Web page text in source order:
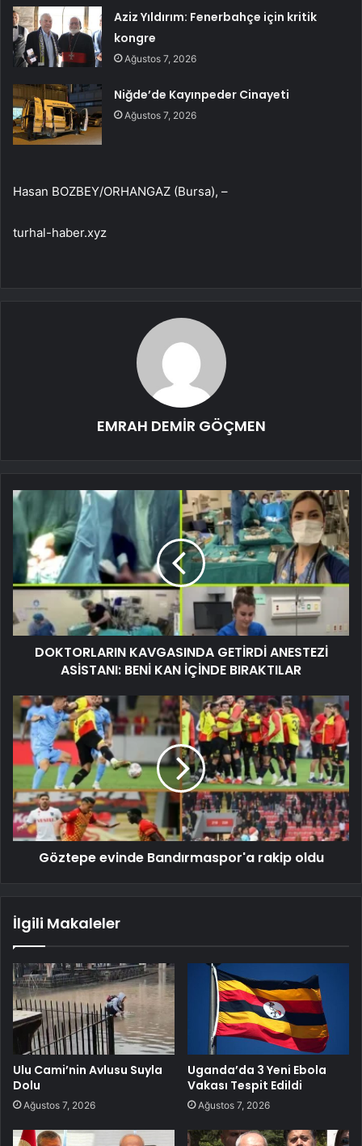
Aziz Yıldırım: Fenerbahçe için kritik
kongre
Ağustos 7, 2026
Niğde’de Kayınpeder Cinayeti
Ağustos 7, 2026
Hasan BOZBEY/ORHANGAZ (Bursa), –
turhal-haber.xyz
EMRAH DEMİR GÖÇMEN
DOKTORLARIN KAVGASINDA GETİRDİ ANESTEZİ
ASİSTANI: BENİ KAN İÇİNDE BIRAKTILAR
Göztepe evinde Bandırmaspor'a rakip oldu
İlgili Makaleler
Ulu Cami’nin Avlusu Suyla
Dolu
Ağustos 7, 2026
Uganda’da 3 Yeni Ebola
Vakası Tespit Edildi
Ağustos 7, 2026